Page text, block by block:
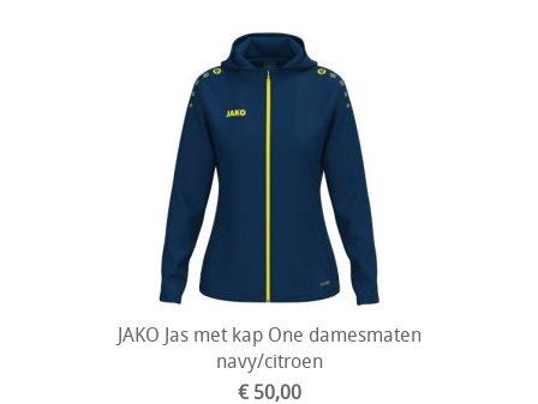
JAKO Jas met kap One damesmaten
navy/citroen
€ 50,00